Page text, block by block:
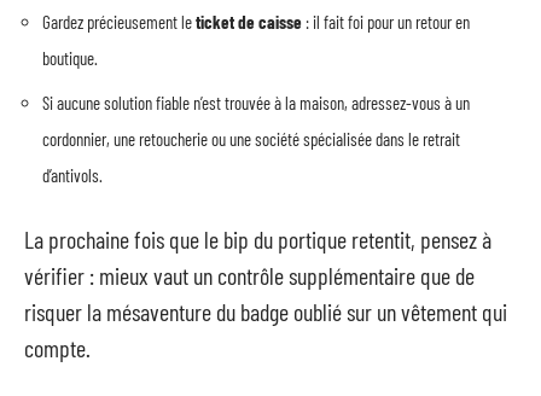
Gardez précieusement leticket de caisse : il fait foi pour un retour en
boutique.
Si aucune solution fiable n’est trouvée à la maison, adressez-vous à un
cordonnier, une retoucherie ou une société spécialisée dans le retrait
d’antivols.
La prochaine fois que le bip du portique retentit, pensez à
vérifier : mieux vaut un contrôle supplémentaire que de
risquer la mésaventure du badge oublié sur un vêtement qui
compte.